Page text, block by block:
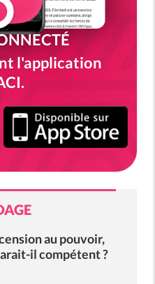
l'application
au pouvoir,
il compétent ?